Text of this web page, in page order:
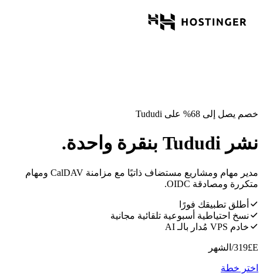
خصم يصل إلى 68% على Tududi
نشر Tududi بنقرة واحدة.
مدير مهام ومشاريع مستضاف ذاتيًا مع مزامنة CalDAV ومهام
متكررة ومصادقة OIDC.
أطلق تطبيقك فورًا
نسخ احتياطية أسبوعية تلقائية مجانية
خادم VPS مُدار بالـ AI
E£
319/الشهر
اختر خطة